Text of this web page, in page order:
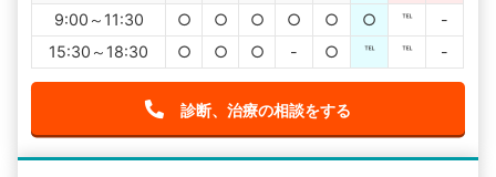
9:00～11:30
○ ○ ○ ○ ○ ○ ℡
-
15:30～18:30
○ ○ ○ - ○ ℡ ℡ -
診断、治療の相談をする